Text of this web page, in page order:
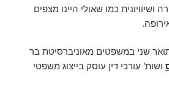
ושיוויונית כמו שאולי היינו מצפים
שני במשפטים מאוניברסיטת בר
ושות’ עורכי דין עוסק בייצוג משפטי